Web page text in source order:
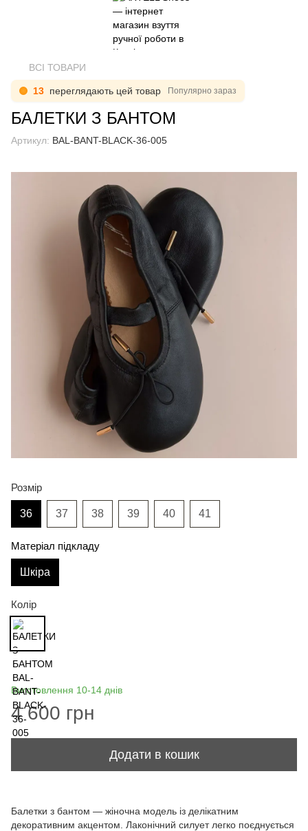
ВСІ ТОВАРИ
13 переглядають цей товар Популярно зараз
БАЛЕТКИ З БАНТОМ
Артикул: BAL-BANT-BLACK-36-005
Розмір
36 37 38 39 40 41
Матеріал підкладу
Шкіра
Колір
Виготовлення 10-14 днів
4 600 грн
Додати в кошик
Балетки з бантом — жіночна модель із делікатним
декоративним акцентом. Лаконічний силует легко поєднується